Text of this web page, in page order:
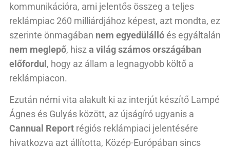
kommunikációra, ami jelentős összeg a teljes
reklámpiac 260 milliárdjához képest, azt mondta, ez
szerinte önmagában nem egyedülálló és egyáltalán
nem meglepő, hisz a világ számos országában
előfordul , hogy az állam a legnagyobb költő a
reklámpiacon.
Ezután némi vita alakult ki az interjút készítő Lampé
Ágnes és Gulyás között, az újságíró ugyanis a
Cannual Report régiós reklámpiaci jelentésére
hivatkozva azt állította, Közép-Európában sincs